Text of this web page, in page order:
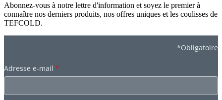
Abonnez-vous à notre lettre d'information et soyez le premier à
connaître nos derniers produits, nos offres uniques et les coulisses de
TEFCOLD.
*Obligatoire
Adresse e-mail *